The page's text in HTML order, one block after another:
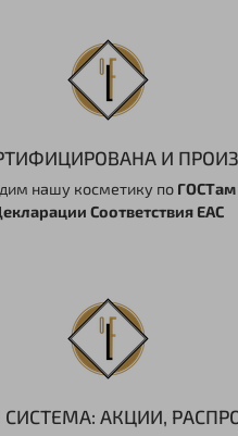
И
нашу косметику по ГОСТам
Соответствия EAC
АКЦИИ,